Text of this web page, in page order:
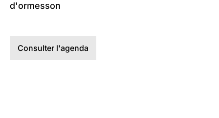
d'ormesson
Consulter l'agenda